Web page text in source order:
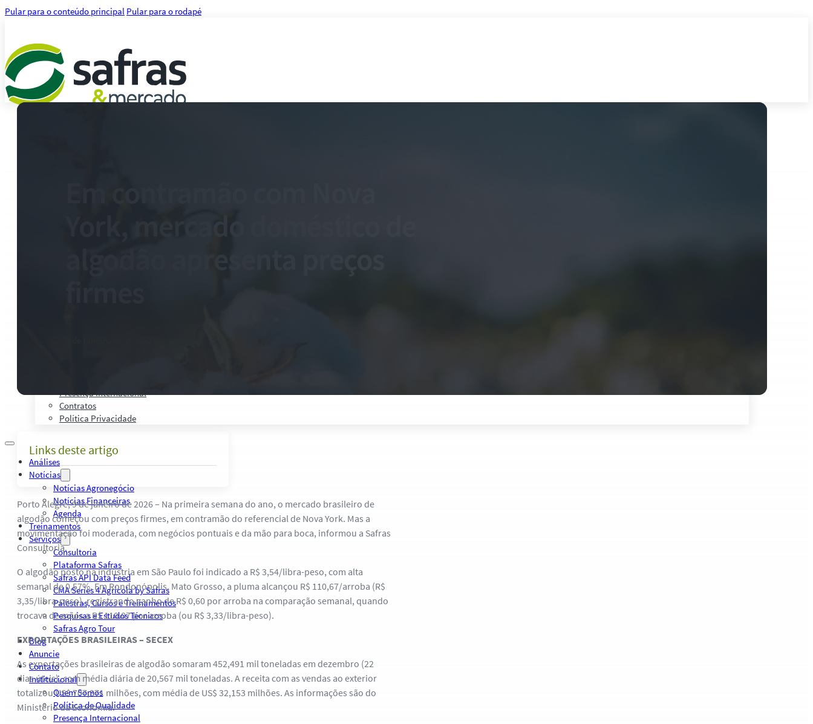
Pular para o conteúdo principal Pular para o rodapé
Presença Internacional
Contratos
Política Privacidade
Análises
Notícias
Notícias Agronegócio
Notícias Financeiras
Agenda
Treinamentos
Serviços
Consultoria
Plataforma Safras
Safras API Data Feed
CMA Series 4 Agrícola by Safras
Palestras, Cursos e Treinamentos
Pesquisas e Estudos Técnicos
Safras Agro Tour
Blog
Anuncie
Contato
Institucional
Quem Somos
Política de Qualidade
Presença Internacional
Links deste artigo
Porto Alegre, 9 de janeiro de 2026 – Na primeira semana do ano, o mercado brasileiro de
algodão começou com preços firmes, em contramão do referencial de Nova York. Mas a
movimentação foi moderada, com negócios pontuais e da mão para boca, informou a Safras
Consultoria.
O algodão posto na indústria em São Paulo foi indicado a R$ 3,54/libra-peso, com alta
semanal de 0,57%. Em Rondonópolis, Mato Grosso, a pluma alcançou R$ 110,67/arroba (R$
3,35/libra-peso), registrando ganho de R$ 0,60 por arroba na comparação semanal, quando
trocava de mãos a R$ 110,07 por arroba (ou R$ 3,33/libra-peso).
EXPORTAÇÕES BRASILEIRAS – SECEX
As exportações brasileiras de algodão somaram 452,491 mil toneladas em dezembro (22
dias úteis), com média diária de 20,567 mil toneladas. A receita com as vendas ao exterior
totalizou US$ 707,371 milhões, com média de US$ 32,153 milhões. As informações são do
Ministério da Economia.